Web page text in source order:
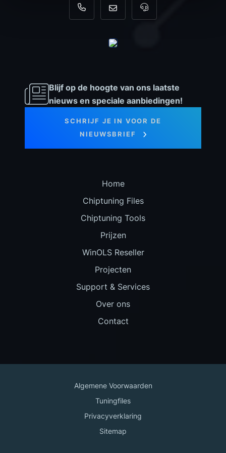
+31 35 820 0967
info@dyno-Voor tool support,
Blijf op de hoogte van ons laatste
nieuws en speciale aanbiedingen!
SCHRIJF JE IN VOOR DE
NIEUWSBRIEF
Home
Chiptuning Files
Chiptuning Tools
Prijzen
WinOLS Reseller
Projecten
Support & Services
Over ons
Contact
Algemene Voorwaarden
Tuningfiles
Privacyverklaring
Sitemap